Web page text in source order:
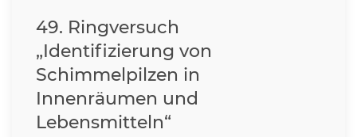
49. Ringversuch
„Identifizierung von
Schimmelpilzen in
Innenräumen und
Lebensmitteln“